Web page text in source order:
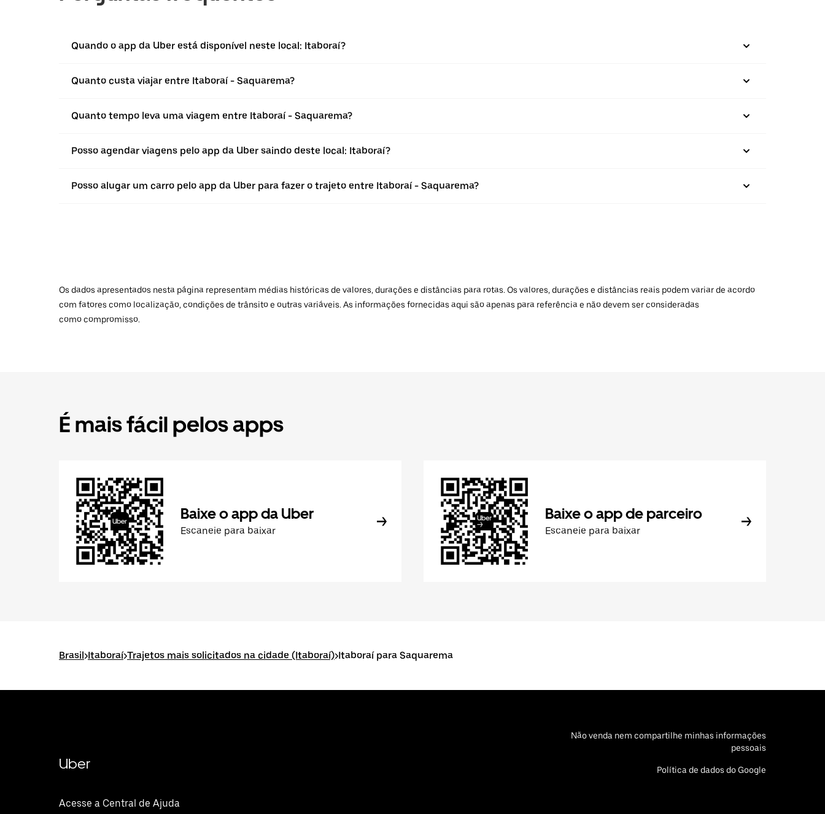
Quando o app da Uber está disponível neste local: Itaboraí?
Quanto custa viajar entre Itaboraí - Saquarema?
Quanto tempo leva uma viagem entre Itaboraí - Saquarema?
Posso agendar viagens pelo app da Uber saindo deste local: Itaboraí?
Posso alugar um carro pelo app da Uber para fazer o trajeto entre Itaboraí - Saquarema?
Os dados apresentados nesta página representam médias históricas de valores, durações e distâncias para rotas. Os valores, durações e distâncias reais podem variar de acordo
com fatores como localização, condições de trânsito e outras variáveis. As informações fornecidas aqui são apenas para referência e não devem ser consideradas
como compromisso.
É mais fácil pelos apps
Baixe o app da Uber
Escaneie para baixar
Baixe o app de parceiro
Escaneie para baixar
Brasil>Itaboraí>Trajetos mais solicitados na cidade (Itaboraí)>Itaboraí para Saquarema
Uber
Acesse a Central de Ajuda
Não venda nem compartilhe minhas informações
pessoais
Política de dados do Google